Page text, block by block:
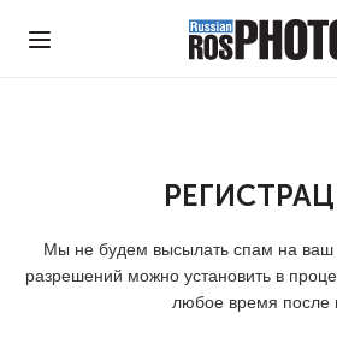
Мы не будем высылать спам на ваш
разрешений можно установить в
любое время после